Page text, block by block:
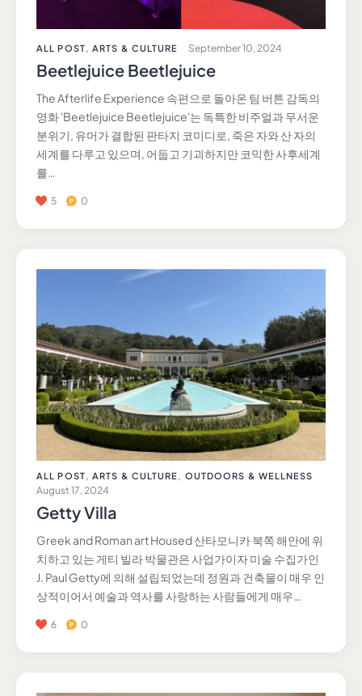
ALL POST,ARTS & CULTURE September 10, 2024
Beetlejuice Beetlejuice
The Afterlife Experience 속편으로 돌아온 팀 버튼 감독의
영화 'Beetlejuice Beetlejuice'는 독특한 비주얼과 무서운
분위기, 유머가 결합된 판타지 코미디로, 죽은 자와 산 자의
세계를 다루고 있으며, 어둡고 기괴하지만 코믹한 사후세계
를…
5 0
ALL POST,ARTS & CULTURE, OUTDOORS & WELLNESS
August 17, 2024
Getty Villa
Greek and Roman art Housed 산타모니카 북쪽 해안에 위
치하고 있는 게티 빌라 박물관은 사업가이자 미술 수집가인
J. Paul Getty에 의해 설립되었는데 정원과 건축물이 매우 인
상적이어서 예술과 역사를 사랑하는 사람들에게 매우…
6 0